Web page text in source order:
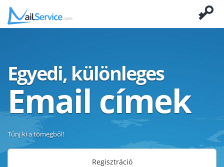
Egyedi, különleges
Email címek
Tűnj ki a tömegből!
Regisztráció